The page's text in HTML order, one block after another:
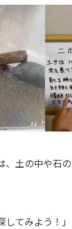
、土の中や石
してみよう！」